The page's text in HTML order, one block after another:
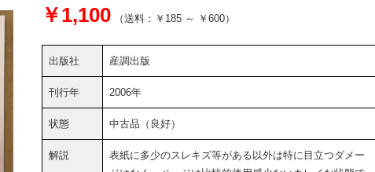
￥1,100 （送料：￥185 ～ ￥600）
出版社 産調出版
刊行年 2006年
状態 中古品（良好）
解説
表紙に多少のスレキズ等がある以外は特に目立つダメー